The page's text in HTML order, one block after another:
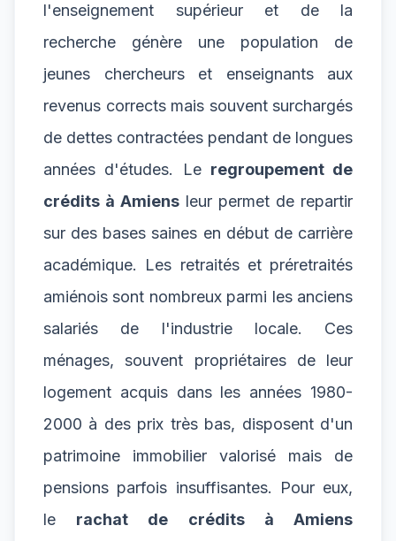
l'enseignement supérieur et de la
recherche génère une population de
jeunes chercheurs et enseignants aux
revenus corrects mais souvent surchargés
de dettes contractées pendant de longues
années d'études. Le regroupement de
crédits à Amiens leur permet de repartir
sur des bases saines en début de carrière
académique. Les retraités et préretraités
amiénois sont nombreux parmi les anciens
salariés de l'industrie locale. Ces
ménages, souvent propriétaires de leur
logement acquis dans les années 1980-
2000 à des prix très bas, disposent d'un
patrimoine immobilier valorisé mais de
pensions parfois insuffisantes. Pour eux,
le rachat de crédits à Amiens